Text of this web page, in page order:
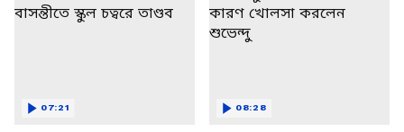
07:21 08:28